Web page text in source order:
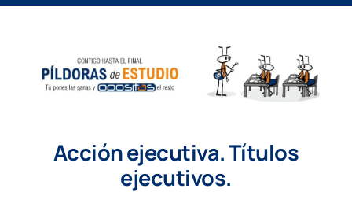
Acción ejecutiva. Títulos
ejecutivos.